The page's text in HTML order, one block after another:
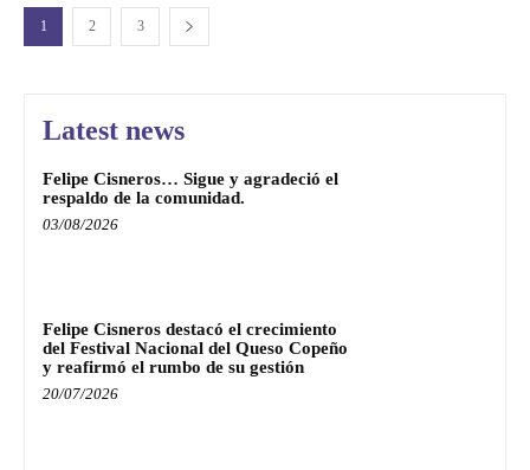
1 2 3
Latest news
Felipe Cisneros… Sigue y agradeció el
respaldo de la comunidad.
03/08/2026
Felipe Cisneros destacó el crecimiento
del Festival Nacional del Queso Copeño
y reafirmó el rumbo de su gestión
20/07/2026